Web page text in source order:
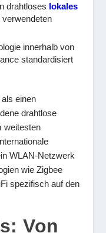
drahtloses lokales
verwendeten
innerhalb von
standardisiert
einen
drahtlose
weitesten
WLAN-Netzwerk
wie Zigbee
spezifisch auf den
Von